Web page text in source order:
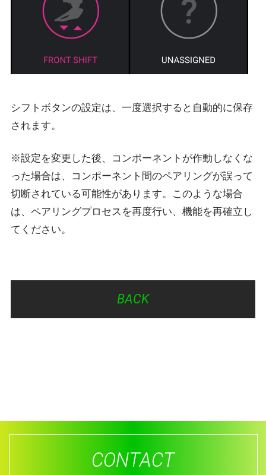
シフトボタンの設定は、一度選択すると自動的に保存
されます。
※設定を変更した後、コンポーネントが作動しなくな
った場合は、コンポーネント間のペアリングが誤って
切断されている可能性があります。このような場合
は、ペアリングプロセスを再度行い、機能を再確立し
てください。
BACK
CONTACT